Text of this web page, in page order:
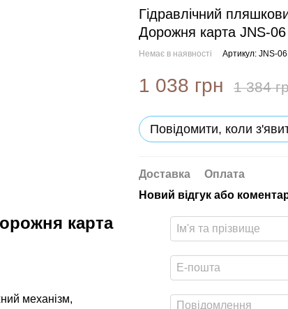
карта
механізм,
Гідравлічний
Дорожня карта JNS-06
Немає в наявності Артикул: JNS-06
1 038 грн 1 384
Повідомити, коли
Доставка
Оплата
Новий відгук або